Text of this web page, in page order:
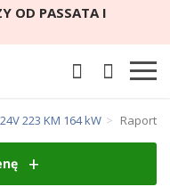
OD PASSATA I
223 KM 164 kW Raport